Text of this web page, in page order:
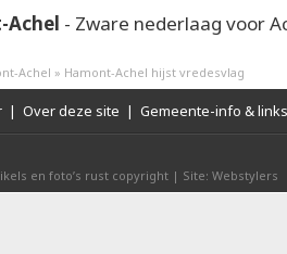
Achel - Zware nederlaag voor
Achel » Hamont-Achel hijst vredesvlag
| Over deze site | Gemeente-info & links
en foto’s rust copyright | Site: Webstylers